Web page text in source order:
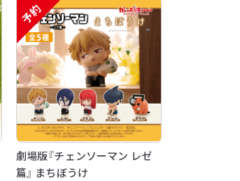
予約
劇場版『チェンソーマン レゼ
篇』 まちぼうけ